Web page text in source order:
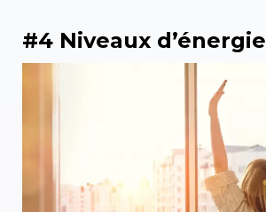
#4 Niveaux d’énergie